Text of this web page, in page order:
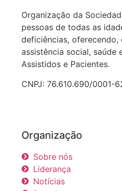
Organização da
pessoas de todas as
deficiências,
assistência social, saúde
Assistidos e Pacientes.
CNPJ: 76.610.690/0001-
Organização
Sobre nós
Liderança
Notícias